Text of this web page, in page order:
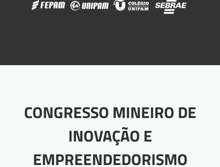
CONGRESSO MINEIRO DE
INOVAÇÃO E
EMPREENDEDORISMO